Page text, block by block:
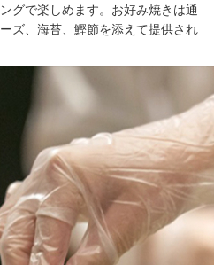
グで楽しめます。お好み焼きは通
ズ、海苔、鰹節を添えて提供され